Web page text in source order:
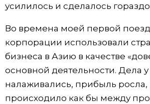
усилилось и сделалось
Во времена моей первой
корпорации использовали
бизнеса в Азию в качестве
основной деятельности. Дела
налаживались, прибыль росла,
происходило как бы между